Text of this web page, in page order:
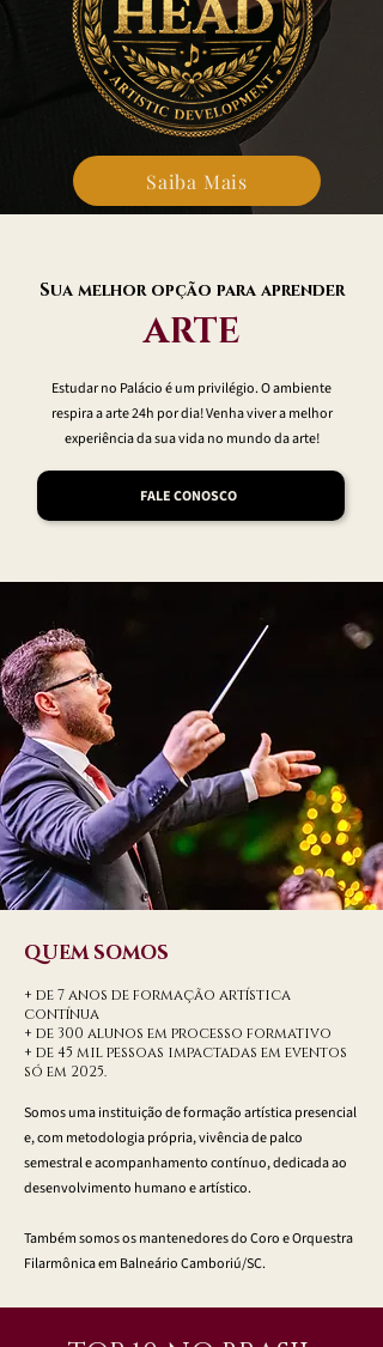
Saiba Mais
Sua melhor opção para aprender
ARTE
Estudar no Palácio é um privilégio. O ambiente
respira a arte 24h por dia! Venha viver a melhor
experiência da sua vida no mundo da arte!
FALE CONOSCO
QUEM SOMOS
+ de 7 anos de formação artística
contínua
+ de 300 alunos em processo formativo
+ de 45 mil pessoas impactadas em eventos
só em 2025.
Somos uma instituição de formação artística presencial
e, com metodologia própria, vivência de palco
semestral e acompanhamento contínuo, dedicada ao
desenvolvimento humano e artístico.
Também somos os mantenedores do Coro e Orquestra
Filarmônica em Balneário Camboriú/SC.